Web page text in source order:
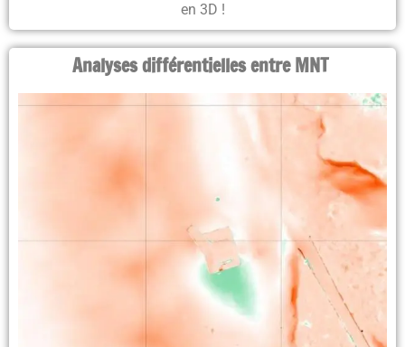
en 3D !
Analyses différentielles entre MNT